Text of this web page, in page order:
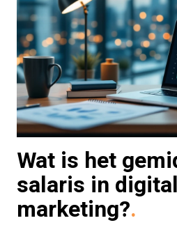
Wat is het
salaris in
marketing?